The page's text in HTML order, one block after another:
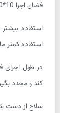
فضای اجرا 10*10
استفاده
استفاده کمتر
در طول اجرای
کند و مجدد
سلاح از دست